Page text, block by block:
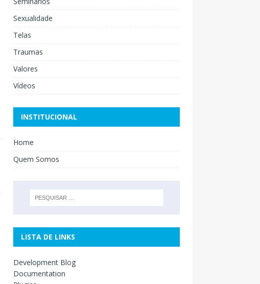
Sexualidade
Telas
Traumas
Valores
Vídeos
INSTITUCIONAL
Home
Quem Somos
LISTA DE LINKS
Development Blog
Documentation